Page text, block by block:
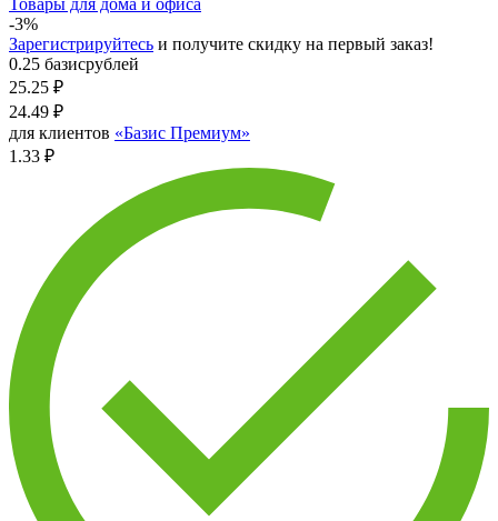
-3%
Зарегистрируйтесь и получите скидку на первый заказ!
0.25 базисрублей
25.25 ₽
24.49 ₽
для клиентов «Базис Премиум»
1.33 ₽